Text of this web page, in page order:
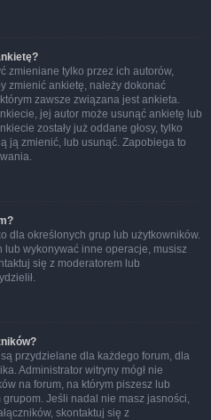
zmieniane tylko przez ich autorów,
zmienić ankietę, należy dokonać
zawsze związana jest ankieta.
jej autor może usunąć ankietę lub
zostały już oddane głosy, tylko
ją zmienić, lub usunąć. Zapobiega to
dla określonych grup lub użytkowników.
lub wykonywać inne operacje, musisz
się z moderatorem lub
przydzielane dla każdego forum, dla
Administrator witryny mógł nie
na forum, na którym piszesz lub
Jeśli nadal nie masz jasności,
skontaktuj się z